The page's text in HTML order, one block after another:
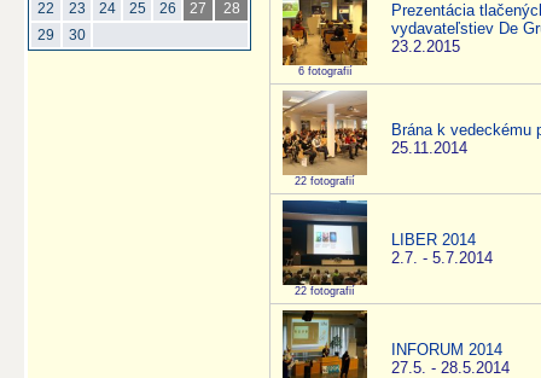
22
23 24 25 26 27
28
29
30
6 fotografií
Prezentácia
vydavateľstiev De
23.2.2015
22 fotografií
Brána k vedeckému
25.11.2014
22 fotografií
LIBER 2014
2.7. - 5.7.2014
INFORUM 2014
27.5. - 28.5.2014